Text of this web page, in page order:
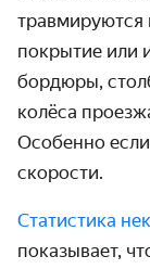
травмируются
покрытие или
бордюры,
колёса
Особенно
скорости.
Статистика
показывает,